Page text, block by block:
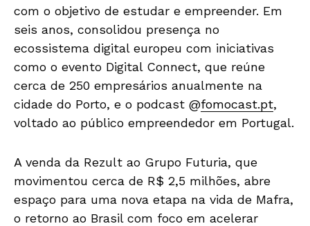
com o objetivo de estudar e empreender. Em
seis anos, consolidou presença no
ecossistema digital europeu com iniciativas
como o evento Digital Connect, que reúne
cerca de 250 empresários anualmente na
cidade do Porto, e o podcast @fomocast.pt,
voltado ao público empreendedor em Portugal.
A venda da Rezult ao Grupo Futuria, que
movimentou cerca de R$ 2,5 milhões, abre
espaço para uma nova etapa na vida de Mafra,
o retorno ao Brasil com foco em acelerar